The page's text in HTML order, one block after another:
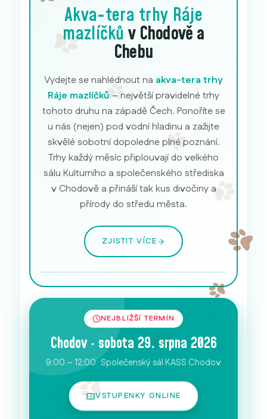
Akva-tera trhy Ráje
mazlíčků v Chodově a
Chebu
Vydejte se nahlédnout na akva-tera trhy
Ráje mazlíčků– největší pravidelné trhy
tohoto druhu na západě Čech. Ponoříte se
u nás (nejen) pod vodní hladinu a zažijte
skvělé sobotní dopoledne plné poznání.
Trhy každý měsíc připlouvají do velkého
sálu Kulturního a společenského střediska
v Chodově a přináší tak kus divočiny a
přírody do středu města.
ZJISTIT VÍCE
Akvarijní ryby
NEJBLIŽŠÍ TERMÍN
Chodov · sobota 29. srpna 2026
9:00 – 12:00 · Společenský sál KASS Chodov
VSTUPENKY ONLINE